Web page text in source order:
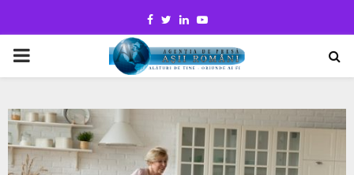
Facebook
TwitterLinkedinYoutube
PRIMARY